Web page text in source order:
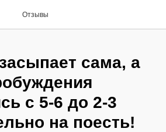
Отзывы
сама, а
с 5-6 до 2-3
на поесть!